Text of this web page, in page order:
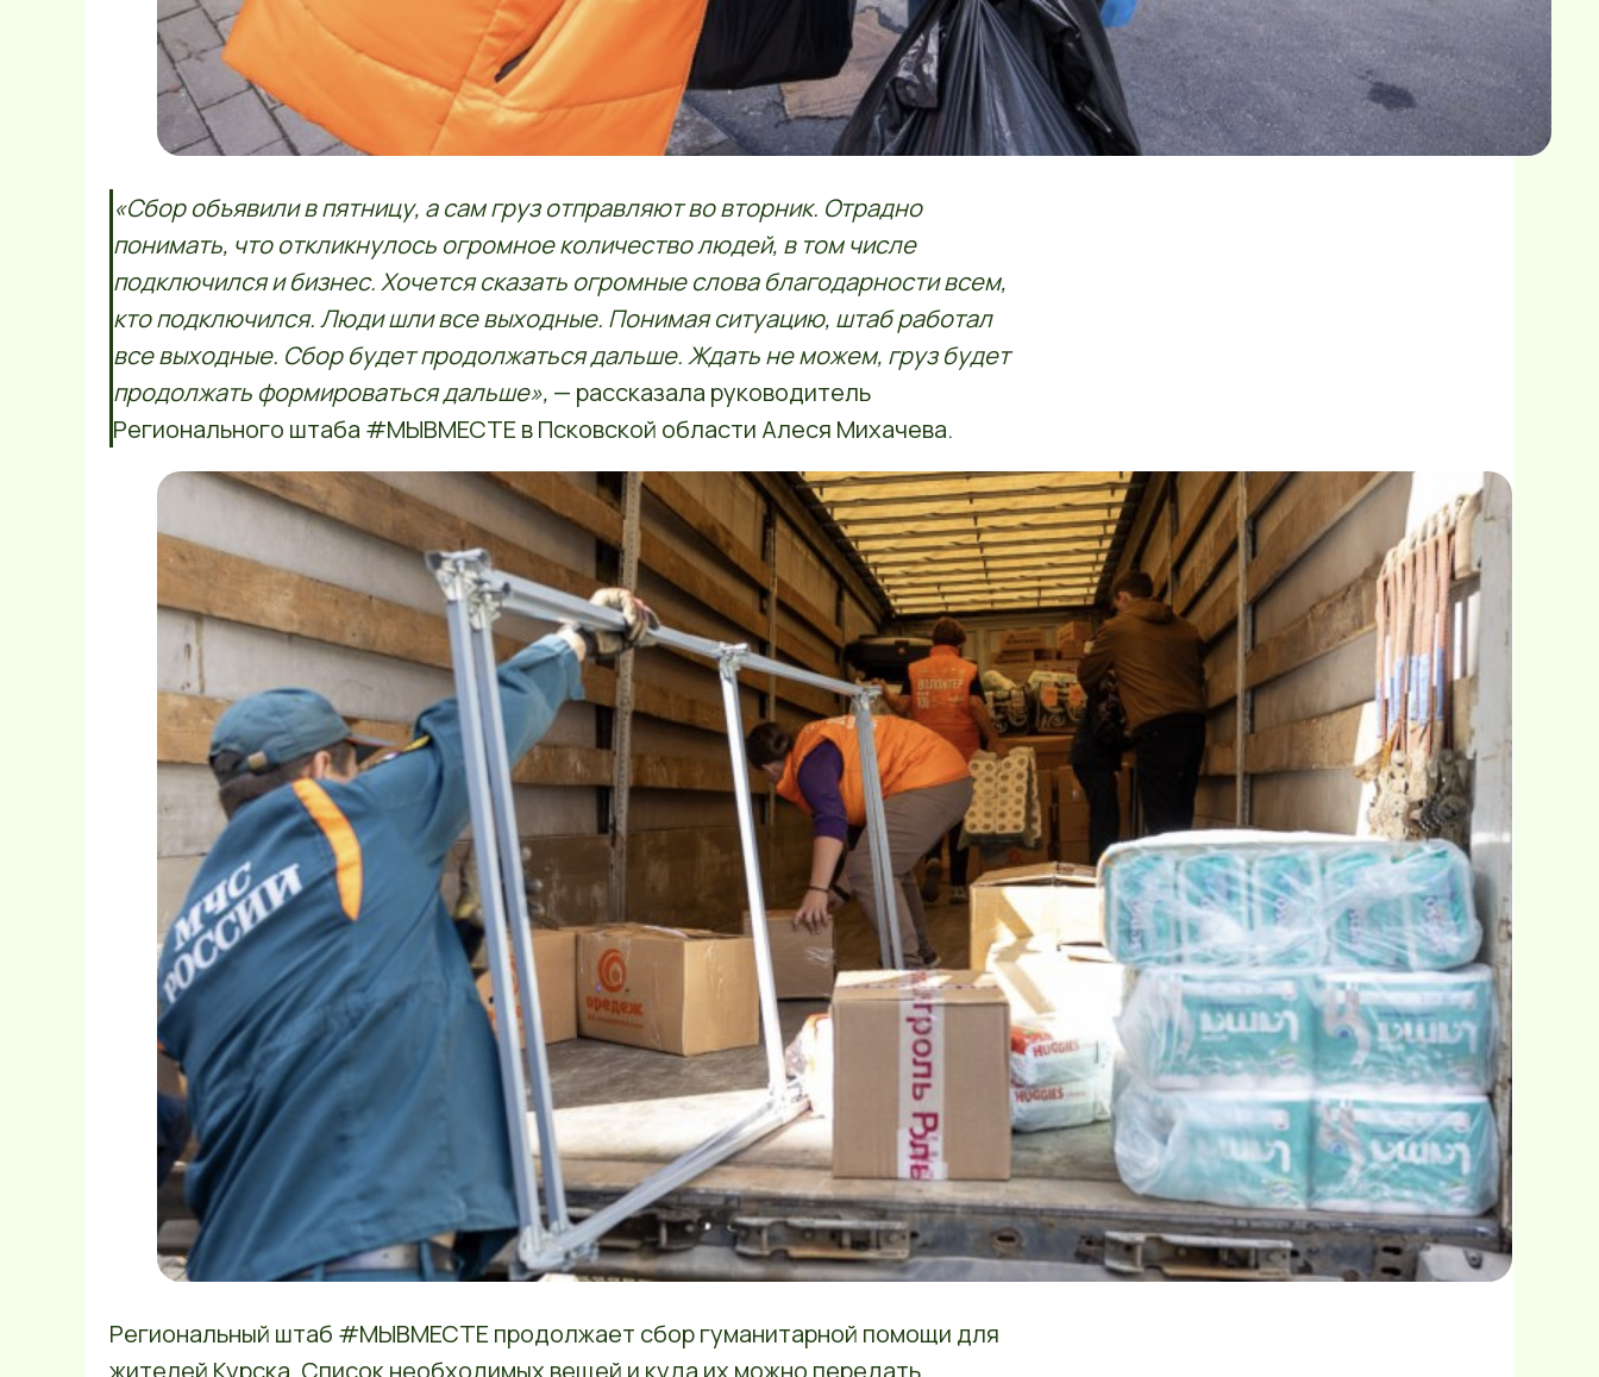
«Сбор объявили в пятницу, а сам груз отправляют во вторник. Отрадно
понимать, что откликнулось огромное количество людей, в том числе
подключился и бизнес. Хочется сказать огромные слова благодарности всем,
кто подключился. Люди шли все выходные. Понимая ситуацию, штаб работал
все выходные. Сбор будет продолжаться дальше. Ждать не можем, груз будет
продолжать формироваться дальше», — рассказала руководитель
Регионального штаба #МЫВМЕСТЕ в Псковской области Алеся Михачева.
Региональный штаб #МЫВМЕСТЕ продолжает сбор гуманитарной помощи для
жителей Курска. Список необходимых вещей и куда их можно передать